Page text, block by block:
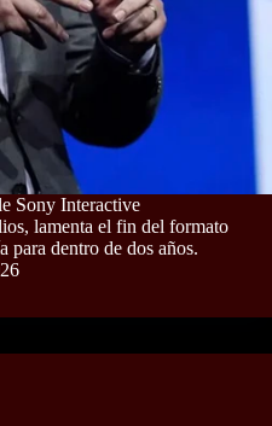
Sony Interactive
lamenta el fin del formato
para dentro de dos años.